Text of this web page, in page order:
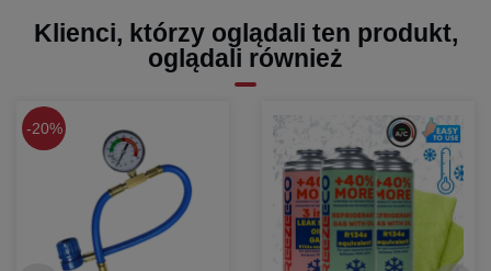
Klienci, którzy oglądali ten produkt,
oglądali również
20%